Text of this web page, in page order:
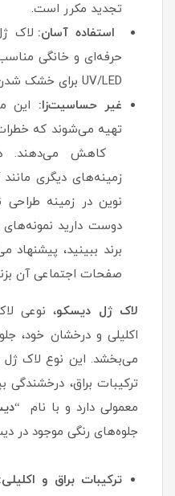
تجدید مکرر است.
استفاده آسان: لاک
حرفه‌ای و خانگی
UV/LED برای خشک شدن سازگاری کامل دارند.
غیر حساسیت‌زا: این
تهیه می‌شوند که
کاهش می‌دهند.
زمینه‌های دیگری
نوین در زمینه
دوست دارید
برند ببینید،
صفحات اجتماعی آن
لاک ژل دیسکو، نوعی
اکلیلی و درخشان خود،
می‌بخشد. این نوع لاک ژل
ترکیبات براق،
معمولی دارد و با نام “
جلوه‌های رنگی موجود در
ترکیبات براق و اکلیلی: